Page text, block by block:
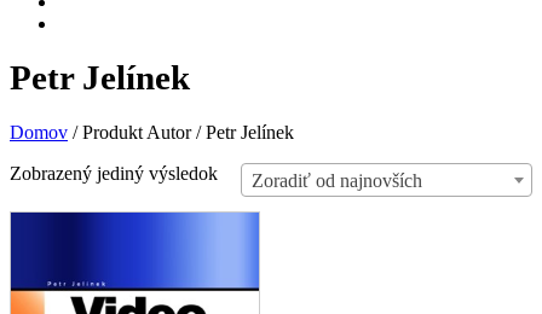
Petr Jelínek
Domov /Produkt Autor/Petr Jelínek
Zoradiť od najnovších
Zobrazený jediný výsledok